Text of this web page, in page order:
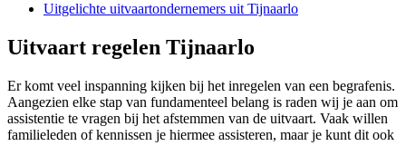
Uitgelichte uitvaartondernemers uit Tijnaarlo
Uitvaart regelen Tijnaarlo
Er komt veel inspanning kijken bij het inregelen van een begrafenis.
Aangezien elke stap van fundamenteel belang is raden wij je aan om
assistentie te vragen bij het afstemmen van de uitvaart. Vaak willen
familieleden of kennissen je hiermee assisteren, maar je kunt dit ook